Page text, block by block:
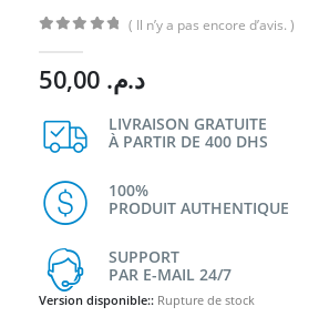
( Il n’y a pas encore d’avis. )
د.م.
LIVRAISON GRATUITE
À PARTIR DE 400 DHS
100%
PRODUIT AUTHENTIQUE
SUPPORT
PAR E-MAIL 24/7
Version disponible:: Rupture de stock